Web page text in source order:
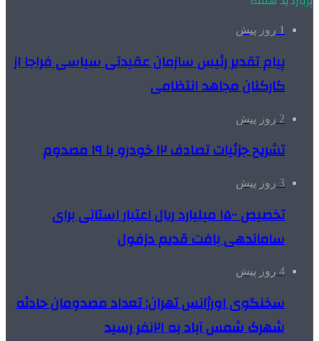
1 روز پیش
پیام تقدیر رئیس سازمان عقیدتی سیاسی فراجا از
کارکنان مجاهد انتظامی
2 روز پیش
تشریح جزئیات تصادف ۱۲ خودرو با ۱۹ مصدوم
3 روز پیش
تخصیص ۱۵۰۰ میلیارد ریال اعتبار استانی برای
ساماندهی بافت قدیم دزفول
4 روز پیش
سخنگوی اورژانس تهران: تعداد مصدومان حادثه
شهرک شمس آباد به ۲۱نفر رسید